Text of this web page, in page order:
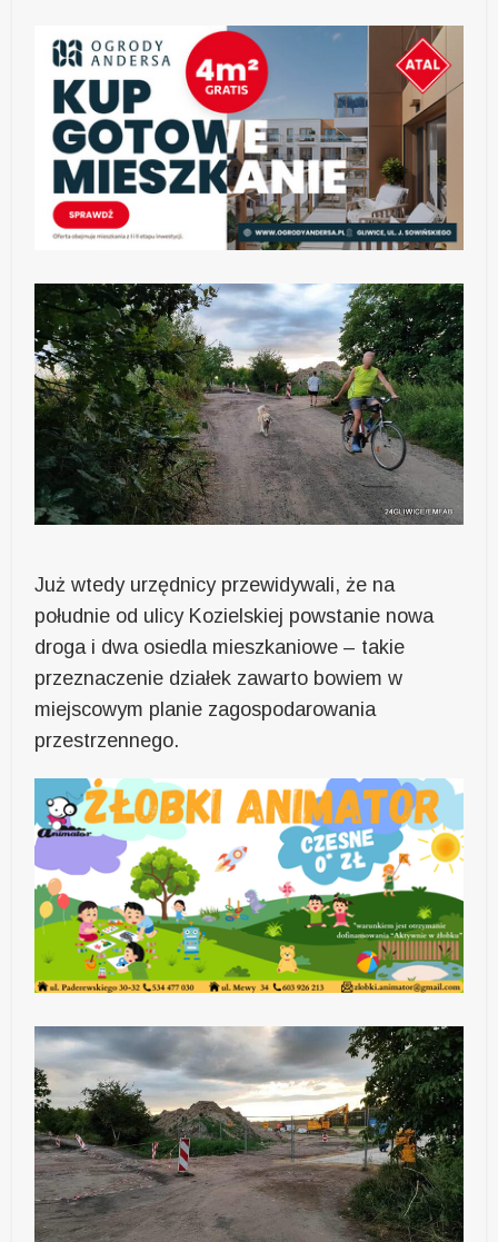
Już wtedy urzędnicy przewidywali, że na
południe od ulicy Kozielskiej powstanie nowa
droga i dwa osiedla mieszkaniowe – takie
przeznaczenie działek zawarto bowiem w
miejscowym planie zagospodarowania
przestrzennego.